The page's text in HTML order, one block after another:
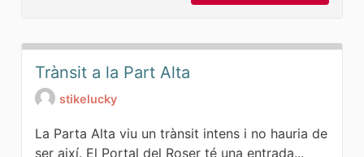
Trànsit a la Part Alta
stikelucky
La Parta Alta viu un trànsit intens i no hauria de
ser així. El Portal del Roser té una entrada...